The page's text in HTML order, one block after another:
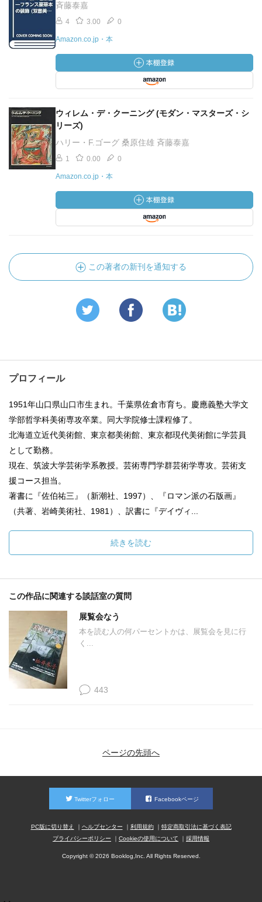
斉藤泰嘉
4 3.00 0
Amazon.co.jp・本
ウィレム・デ・クーニング (モダン・マスターズ・シ
リーズ)
ハリー・F.ゴーグ 桑原住雄 斉藤泰嘉
1 0.00 0
Amazon.co.jp・本
この著者の新刊を通知する
プロフィール
1951年山口県山口市生まれ。千葉県佐倉市育ち。慶應義塾大学文
学部哲学科美術専攻卒業。同大学院修士課程修了。
北海道立近代美術館、東京都美術館、東京都現代美術館に学芸員
として勤務。
現在、筑波大学芸術学系教授。芸術専門学群芸術学専攻。芸術支
援コース担当。
著書に『佐伯祐三』（新潮社、1997）、『ロマン派の石版画』
（共著、岩崎美術社、1981）、訳書に『デイヴィ...
続きを読む
この作品に関連する談話室の質問
展覧会なう
本を読む人の何パーセントかは、展覧会を見に行
く...
443
ページの先頭へ
Twitterフォロー Facebookページ
PC版に切り替え ヘルプセンター 利用規約
特定商取引法に基づく表記
プライバシーポリシー
Cookieの使用について 採用情報
Copyright © 2026 Booklog,Inc. All Rights Reserved.